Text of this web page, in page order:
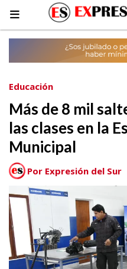
Más de 8 mil
las clases en la
Municipal
Educación
Por Expresión del Sur